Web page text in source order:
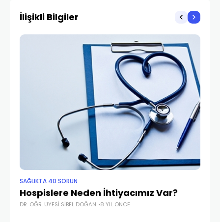
İlişikli Bilgiler
SAĞLIKTA 40 SORUN
Hospislere Neden İhtiyacımız Var?
DR. ÖĞR. ÜYESI SIBEL DOĞAN 8 YIL ÖNCE